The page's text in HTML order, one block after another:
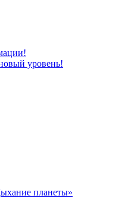
уровень!
планеты»